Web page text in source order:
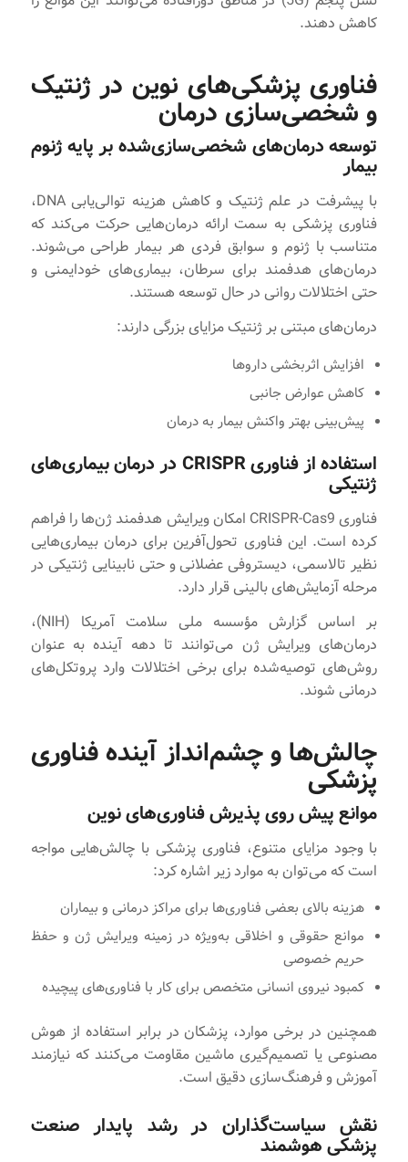
کاهش دهند.
فناوری‌ پزشکی‌های نوین در ژنتیک
و شخصی‌سازی درمان
توسعه درمان‌های شخصی‌سازی‌شده بر پایه ژنوم
بیمار
با پیشرفت در علم ژنتیک و کاهش هزینه توالی‌یابی DNA،
فناوری پزشکی به سمت ارائه درمان‌هایی حرکت می‌کند که
متناسب با ژنوم و سوابق فردی هر بیمار طراحی می‌شوند.
درمان‌های هدفمند برای سرطان، بیماری‌های خودایمنی و
حتی اختلالات روانی در حال توسعه هستند.
درمان‌های مبتنی بر ژنتیک مزایای بزرگی دارند:
افزایش اثربخشی داروها
کاهش عوارض جانبی
پیش‌بینی بهتر واکنش بیمار به درمان
استفاده از فناوری CRISPR در درمان بیماری‌های
ژنتیکی
فناوری CRISPR-Cas9 امکان ویرایش هدفمند ژن‌ها را فراهم
کرده است. این فناوری تحول‌آفرین برای درمان بیماری‌هایی
نظیر تالاسمی، دیستروفی عضلانی و حتی نابینایی ژنتیکی در
مرحله آزمایش‌های بالینی قرار دارد.
بر اساس گزارش مؤسسه ملی سلامت آمریکا (NIH)،
درمان‌های ویرایش ژن می‌توانند تا دهه آینده به عنوان
روش‌های توصیه‌شده برای برخی اختلالات وارد پروتکل‌های
درمانی شوند.
چالش‌ها و چشم‌انداز آینده فناوری
پزشکی
موانع پیش روی پذیرش فناوری‌های نوین
با وجود مزایای متنوع، فناوری پزشکی با چالش‌هایی مواجه
است که می‌توان به موارد زیر اشاره کرد:
هزینه بالای بعضی فناوری‌ها برای مراکز درمانی و بیماران
موانع حقوقی و اخلاقی به‌ویژه در زمینه ویرایش ژن‌ و حفظ
حریم خصوصی
کمبود نیروی انسانی متخصص برای کار با فناوری‌های پیچیده
همچنین در برخی موارد، پزشکان در برابر استفاده از هوش
مصنوعی یا تصمیم‌گیری ماشین مقاومت می‌کنند که نیازمند
آموزش‌ و فرهنگ‌سازی دقیق است.
نقش سیاست‌گذاران در رشد پایدار صنعت
پزشکی هوشمند